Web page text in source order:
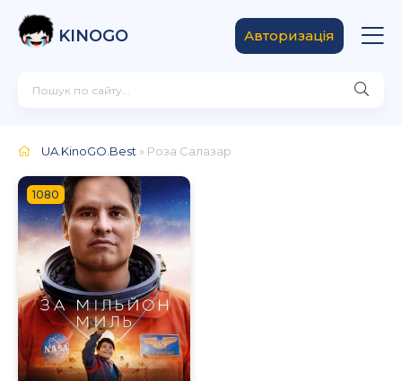
KINOGO Авторизація
UA.KinoGO.Best » Роза Салазар
1080